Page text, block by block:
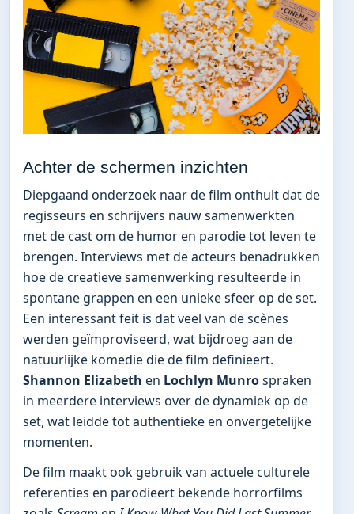
Achter de schermen inzichten
Diepgaand onderzoek naar de film onthult dat de
regisseurs en schrijvers nauw samenwerkten
met de cast om de humor en parodie tot leven te
brengen. Interviews met de acteurs benadrukken
hoe de creatieve samenwerking resulteerde in
spontane grappen en een unieke sfeer op de set.
Een interessant feit is dat veel van de scènes
werden geïmproviseerd, wat bijdroeg aan de
natuurlijke komedie die de film definieert.
Shannon Elizabeth en Lochlyn Munrospraken
in meerdere interviews over de dynamiek op de
set, wat leidde tot authentieke en onvergetelijke
momenten.
De film maakt ook gebruik van actuele culturele
referenties en parodieert bekende horrorfilms